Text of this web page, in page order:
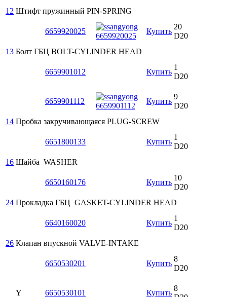
12 Штифт пружинный PIN-SPRING
6659920025 Купить
20
D20
13 Болт ГБЦ BOLT-CYLINDER HEAD
6659901012 Купить
1
D20
6659901112 Купить
9
D20
14 Пробка закручивающаяся PLUG-SCREW
6651800133 Купить
1
D20
16 Шайба WASHER
6650160176 Купить
10
D20
24 Прокладка ГБЦ GASKET-CYLINDER HEAD
6640160020 Купить
1
D20
26 Клапан впускной VALVE-INTAKE
6650530201 Купить
8
D20
Y 6650530101 Купить
8